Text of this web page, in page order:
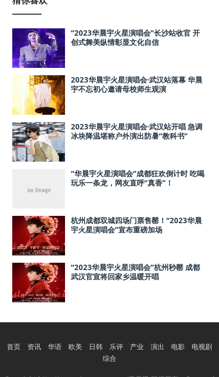
“2023华晨宇火星演唱会”长沙站收官 开
创式舞美纵情彰显文化自信
2023华晨宇火星演唱会·武汉站落幕 华晨
宇不忘初心邀请母校师生观演
2023华晨宇火星演唱会·武汉站开唱 急调
冰块降温堪称户外演出防暑“教科书”
“华晨宇火星演唱会”成都狂欢倒计时 吃喝
玩乐一条龙，网友直呼“真香”！
杭州成都双城四场门票售罄！“2023华晨
宇火星演唱会”宣布重磅加场
“2023华晨宇火星演唱会”杭州秒罄 成都
武汉官宣将回家乡温暖开唱
首页 资讯 华语 欧美 日韩 乐评 产业 演出 电影
电视剧
综合